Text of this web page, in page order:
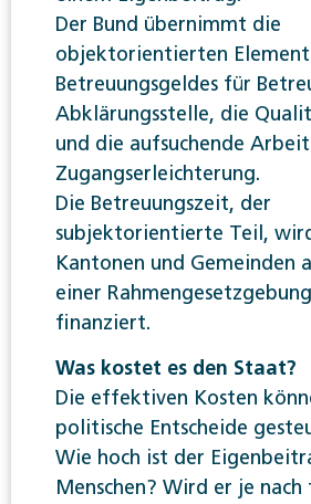
Der Bund übernimmt die
objektorientierten
Betreuungsgeldes für
Abklärungsstelle, die
und die aufsuchende
Zugangserleichterung.
Die Betreuungszeit, der
subjektorientierte Teil,
Kantonen und Gemeinden
einer
finanziert.
Was kostet es den Staat?
Die effektiven Kosten
politische Entscheide
Wie hoch ist der
Menschen? Wird er je